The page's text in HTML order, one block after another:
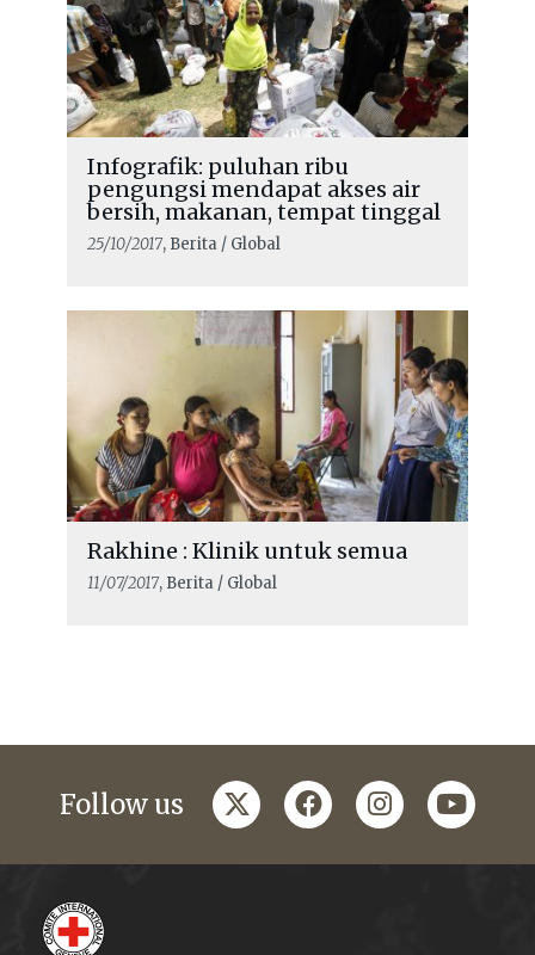
Infografik: puluhan ribu
pengungsi mendapat akses air
bersih, makanan, tempat tinggal
25/10/2017, Berita / Global
Rakhine : Klinik untuk semua
11/07/2017, Berita / Global
Follow us twitterfacebookinstagramyoutube